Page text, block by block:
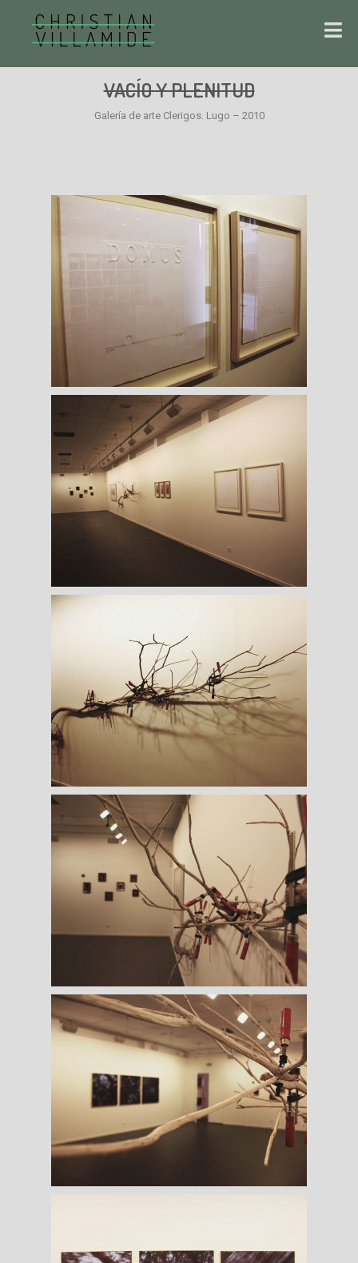
VACÍO Y PLENITUD
Galería de arte Clerigos. Lugo – 2010